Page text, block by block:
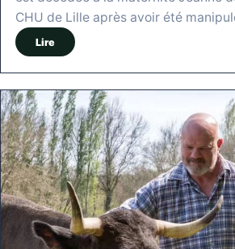
CHU de Lille après avoir été
Lire